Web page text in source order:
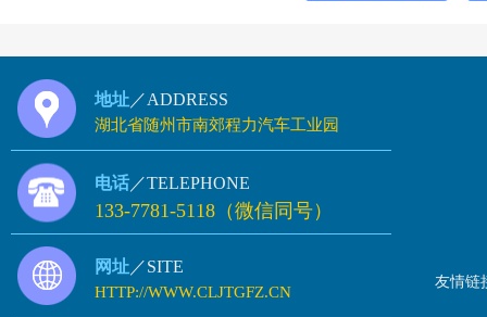
地址 ／ADDRESS
湖北省随州市南郊程力汽车工业园
电话 ／TELEPHONE
133-7781-5118（微信同号）
网址 ／SITE
HTTP://WWW.CLJTGFZ.CN
友情链